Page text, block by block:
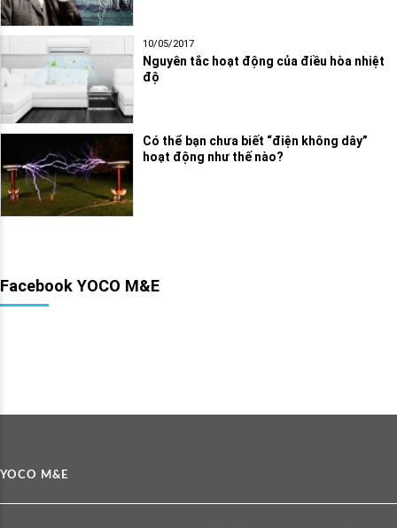
10/05/2017
Nguyên tắc hoạt động của điều hòa nhiệt
độ
Có thể bạn chưa biết “điện không dây”
hoạt động như thế nào?
Facebook YOCO M&E
YOCO M&E